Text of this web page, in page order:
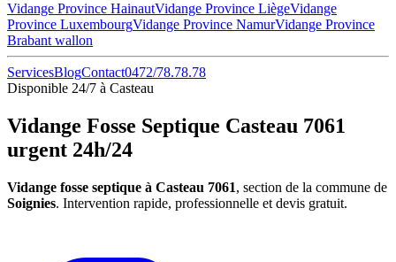
Vidange Province HainautVidange Province LiègeVidange
Province LuxembourgVidange Province NamurVidange Province
Brabant wallon
ServicesBlogContact0472/78.78.78
Disponible 24/7 à Casteau
Vidange Fosse Septique Casteau 7061
urgent 24h/24
Vidange fosse septique à Casteau 7061, section de la commune de
Soignies. Intervention rapide, professionnelle et devis gratuit.